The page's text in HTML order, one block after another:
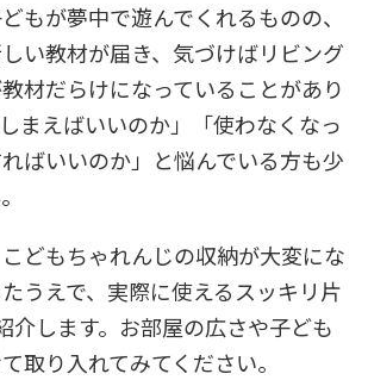
もが夢中で遊んでくれるものの、
い教材が届き、気づけばリビング
材だらけになっていることがあり
まえばいいのか」「使わなくなっ
ばいいのか」と悩んでいる方も少
どもちゃれんじの収納が大変にな
うえで、実際に使えるスッキリ片
介します。お部屋の広さや子ども
取り入れてみてください。